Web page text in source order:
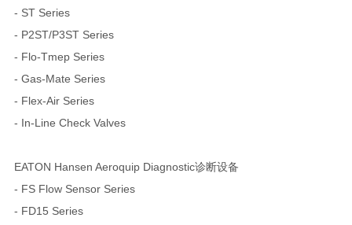
- ST Series
- P2ST/P3ST Series
- Flo-Tmep Series
- Gas-Mate Series
- Flex-Air Series
- In-Line Check Valves
EATON Hansen Aeroquip Diagnostic诊断设备
- FS Flow Sensor Series
- FD15 Series